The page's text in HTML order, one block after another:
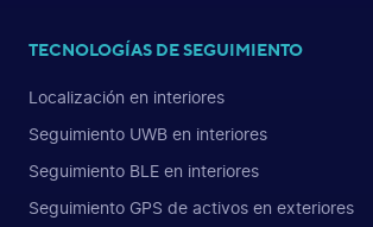
TECNOLOGÍAS DE SEGUIMIENTO
Localización en interiores
Seguimiento UWB en interiores
Seguimiento BLE en interiores
Seguimiento GPS de activos en exteriores